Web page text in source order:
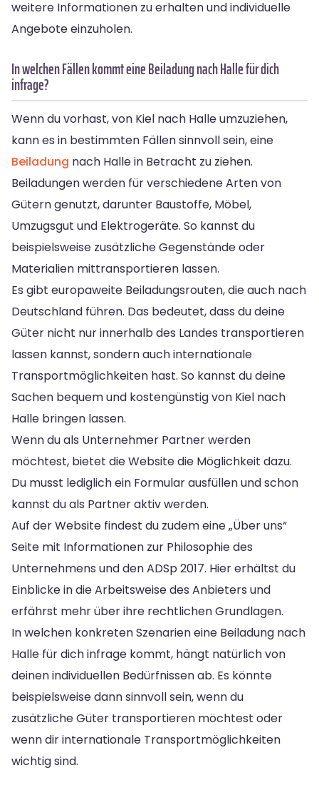
weitere Informationen zu erhalten und individuelle
Angebote einzuholen.
In welchen Fällen kommt eine Beiladung nach Halle für dich
infrage?
Wenn du vorhast, von Kiel nach Halle umzuziehen,
kann es in bestimmten Fällen sinnvoll sein, eine
Beiladung nach Halle in Betracht zu ziehen.
Beiladungen werden für verschiedene Arten von
Gütern genutzt, darunter Baustoffe, Möbel,
Umzugsgut und Elektrogeräte. So kannst du
beispielsweise zusätzliche Gegenstände oder
Materialien mittransportieren lassen.
Es gibt europaweite Beiladungsrouten, die auch nach
Deutschland führen. Das bedeutet, dass du deine
Güter nicht nur innerhalb des Landes transportieren
lassen kannst, sondern auch internationale
Transportmöglichkeiten hast. So kannst du deine
Sachen bequem und kostengünstig von Kiel nach
Halle bringen lassen.
Wenn du als Unternehmer Partner werden
möchtest, bietet die Website die Möglichkeit dazu.
Du musst lediglich ein Formular ausfüllen und schon
kannst du als Partner aktiv werden.
Auf der Website findest du zudem eine „Über uns“
Seite mit Informationen zur Philosophie des
Unternehmens und den ADSp 2017. Hier erhältst du
Einblicke in die Arbeitsweise des Anbieters und
erfährst mehr über ihre rechtlichen Grundlagen.
In welchen konkreten Szenarien eine Beiladung nach
Halle für dich infrage kommt, hängt natürlich von
deinen individuellen Bedürfnissen ab. Es könnte
beispielsweise dann sinnvoll sein, wenn du
zusätzliche Güter transportieren möchtest oder
wenn dir internationale Transportmöglichkeiten
wichtig sind.